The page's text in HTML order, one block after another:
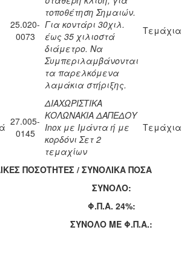
25.020-
0073
τοποθέτηση Σημαιών.
Για κοντάρι 30χιλ.
έως 35 χιλιοστά
διάμετρο. Να
Συμπεριλαμβάνονται
τα παρελκόμενα
λαμάκια στήριξης.
Τεμάχια
27.005-
0145
ΔΙΑΧΩΡΙΣΤΙΚΑ
ΚΟΛΩΝΑΚΙΑ ΔΑΠΕΔΟΥ
Inox με Ιμάντα ή με
κορδόνι Σετ 2
τεμαχίων
Τεμάχια
ΠΟΣΟΤΗΤΕΣ / ΣΥΝΟΛΙΚΑ ΠΟΣΑ
ΣΥΝΟΛΟ:
Φ.Π.Α. 24%:
ΣΥΝΟΛΟ ΜΕ Φ.Π.Α.: